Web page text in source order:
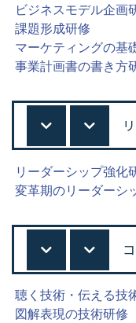
ビジネスモデル企画
課題形成研修
マーケティングの基
事業計画書の書き方
リーダーシップ強化
変革期のリーダーシ
聴く技術・伝える技
図解表現の技術研修